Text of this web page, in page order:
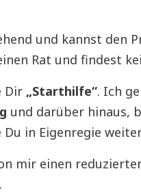
und kannst den
Rat und findest
Dir „Starthilfe“. Ich
und darüber hinaus,
Du in Eigenregie
mir einen